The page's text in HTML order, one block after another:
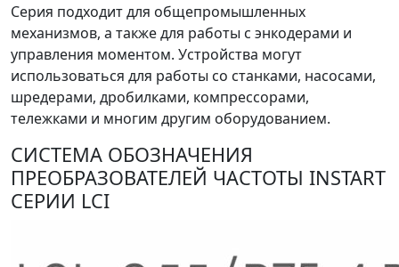
Серия подходит для общепромышленных
механизмов, а также для работы с энкодерами и
управления моментом. Устройства могут
использоваться для работы со станками, насосами,
шредерами, дробилками, компрессорами,
тележками и многим другим оборудованием.
СИСТЕМА ОБОЗНАЧЕНИЯ
ПРЕОБРАЗОВАТЕЛЕЙ ЧАСТОТЫ INSTART
СЕРИИ LCI